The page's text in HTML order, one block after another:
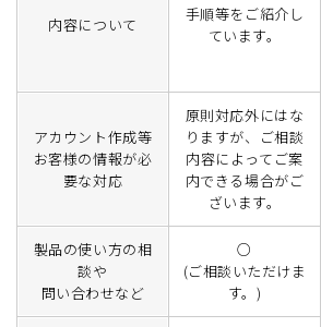
内容について
手順等をご紹介し
ています。
アカウント作成等
お客様の情報が必
要な対応
原則対応外にはな
りますが、ご相談
内容によってご案
内できる場合がご
ざいます。
製品の使い方の相
談や
問い合わせなど
○
(ご相談いただけま
す。)